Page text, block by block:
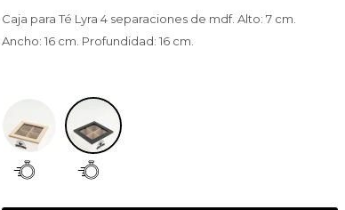
Caja para Té Lyra 4 separaciones de mdf. Alto: 7 cm.
Ancho: 16 cm. Profundidad: 16 cm.